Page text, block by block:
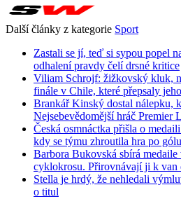
Další články z kategorie Sport
Zastali se jí, teď si sypou popel
odhalení pravdy čelí drsné kritice
Viliam Schrojf: žižkovský kluk,
finále v Chile, které přepsaly
Brankář Kinský dostal nálepku,
Nejsebevědomější hráč Premier
Česká osmnáctka přišla o
kdy se týmu zhroutila hra po
Barbora Bukovská sbírá
cyklokrosu. Přirovnávají ji k van
Stella je hrdý, že nehledali
o titul